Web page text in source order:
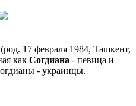
(род. 17 февраля 1984, Ташкент,
как Согдиана - певица и
- украинцы.